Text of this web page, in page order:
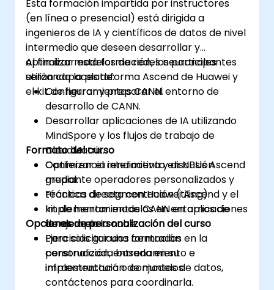
Esta formación impartida por instructores
(en línea o presencial) está dirigida a
ingenieros de IA y científicos de datos de nivel
intermedio que deseen desarrollar y
optimizar modelos de redes neuronales
utilizando la plataforma Ascend de Huawei y
el kit de herramientas CANN.
Al finalizar esta formación, los participantes
serán capaces de:
Configurar y preparar el entorno de
desarrollo de CANN.
Desarrollar aplicaciones de IA utilizando
MindSpore y los flujos de trabajo de
CloudMatrix.
Optimizar el rendimiento en NPUs Ascend
mediante operadores personalizados y
técnicas de segmentación (tiling).
Implementar modelos en entornos de
borde o en la nube.
Formato del curso
Conferencia interactiva y discusión
grupal.
Práctica directa con Huawei Ascend y el
kit de herramientas CANN en aplicaciones
de ejemplo.
Ejercicios guiados centrados en la
construcción, entrenamiento e
implementación de modelos.
Opciones de personalización del curso
Para solicitar una formación
personalizada basada en su
infraestructura o conjuntos de datos,
contáctenos para coordinarla.